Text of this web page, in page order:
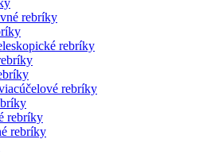
rebríky
rebríky
rebríky
rebríky
rebríky